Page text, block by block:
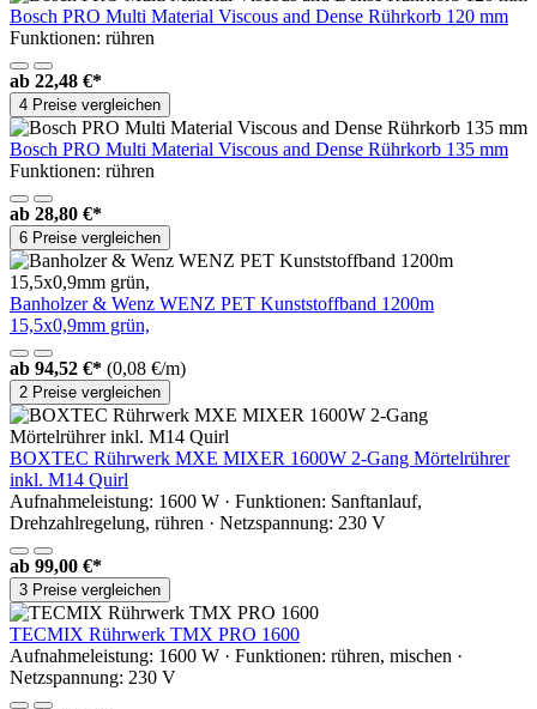
Bosch PRO Multi Material Viscous and Dense Rührkorb 120 mm
Funktionen: rühren
ab 22,48 €*
4 Preise vergleichen
Bosch PRO Multi Material Viscous and Dense Rührkorb 135 mm
Funktionen: rühren
ab 28,80 €*
6 Preise vergleichen
Banholzer & Wenz WENZ PET Kunststoffband 1200m
15,5x0,9mm grün,
ab 94,52 €* (0,08 €/m)
2 Preise vergleichen
BOXTEC Rührwerk MXE MIXER 1600W 2-Gang Mörtelrührer
inkl. M14 Quirl
Aufnahmeleistung: 1600 W · Funktionen: Sanftanlauf,
Drehzahlregelung, rühren · Netzspannung: 230 V
ab 99,00 €*
3 Preise vergleichen
TECMIX Rührwerk TMX PRO 1600
Aufnahmeleistung: 1600 W · Funktionen: rühren, mischen ·
Netzspannung: 230 V